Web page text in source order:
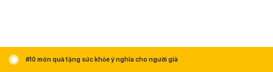
#10 món quà tặng sức khỏe ý nghĩa cho người già